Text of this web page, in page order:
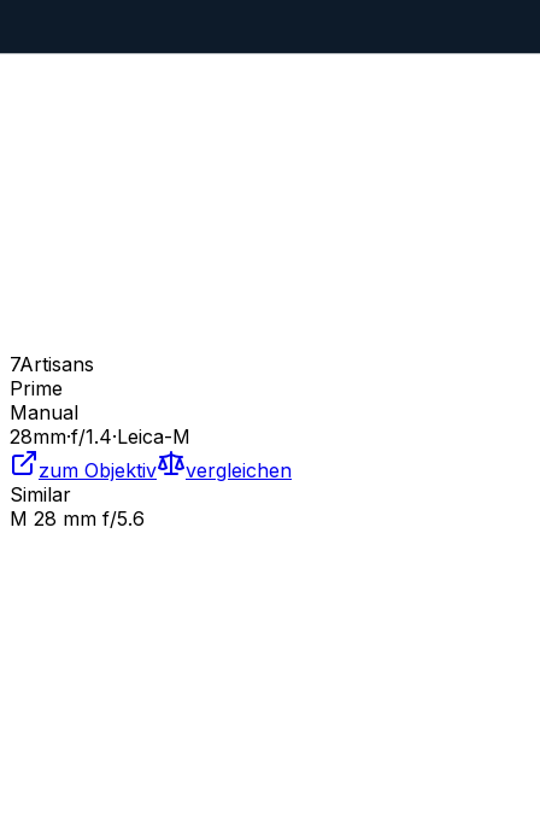
7Artisans
Prime
Manual
28mm·f/1.4·Leica-M
zum Objektiv
vergleichen
Similar
M 28 mm f/5.6